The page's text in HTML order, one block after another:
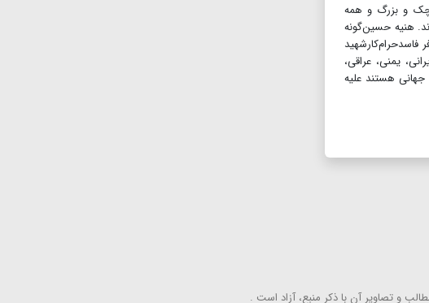
و بزرگ و همه
هنیه حسین‌گونه
فاسدحرام‌کارشهید
یمنی، عراقی،
هستند علیه
و تصاویر آن با ذكر منبع، آزاد است .